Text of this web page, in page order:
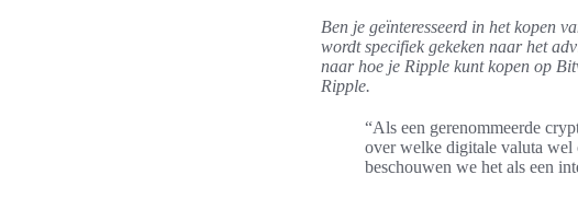
Ben je geïnteresseerd in het kopen
wordt specifiek gekeken naar het
naar hoe je Ripple kunt kopen op
Ripple.
“Als een gerenommeerde
over welke digitale valuta wel
beschouwen we het als een